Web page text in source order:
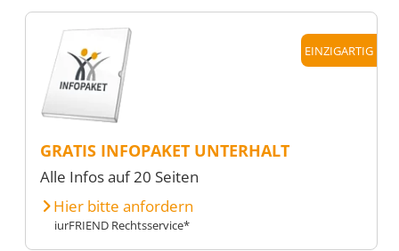
EINZIGARTIG
GRATIS INFOPAKET UNTERHALT
Alle Infos auf 20 Seiten
Hier bitte anfordern
iurFRIEND Rechtsservice*